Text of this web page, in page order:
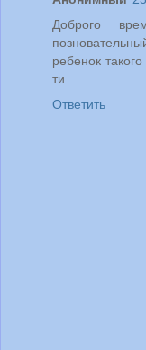
Доброго
ребенок
ти.
Ответить